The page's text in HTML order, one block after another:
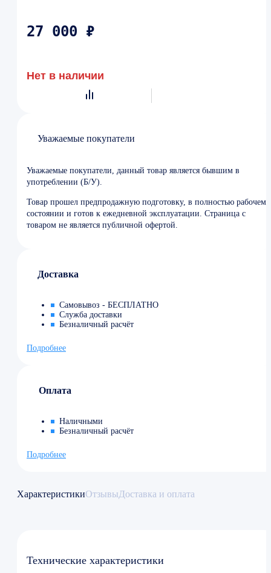
27 000 ₽
Нет в наличии
Уважаемые покупатели
Уважаемые покупатели, данный товар является бывшим в
употреблении (Б/У).
Товар прошел предпродажную подготовку, в полностью рабочем
состоянии и готов к ежедневной эксплуатации. Страница с
товаром не является публичной офертой.
Доставка
Самовывоз - БЕСПЛАТНО
Служба доставки
Безналичный расчёт
Подробнее
Оплата
Наличными
Безналичный расчёт
Подробнее
ХарактеристикиОтзывыДоставка и оплата
Технические характеристики